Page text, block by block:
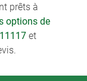
prêts à
options de
et